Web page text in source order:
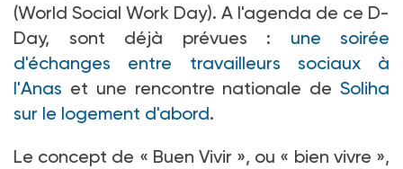
(World Social Work Day). A l'agenda de ce D-
Day, sont déjà prévues : une soirée
d'échanges entre travailleurs sociaux à
l'Anas et une rencontre nationale de Soliha
sur le logement d'abord.
Le concept de « Buen Vivir », ou « bien vivre »,